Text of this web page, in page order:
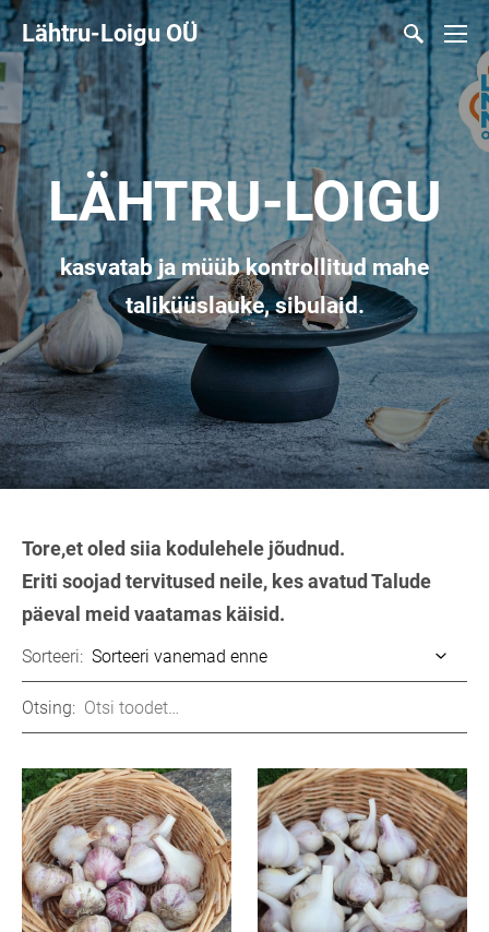
Lähtru-Loigu OÜ
LÄHTRU-LOIGU
kasvatab ja müüb kontrollitud mahe
taliküüslauke, sibulaid.
Tore,et oled siia kodulehele jõudnud.
Eriti soojad tervitused neile, kes avatud Talude
päeval meid vaatamas käisid.
Sorteeri:
Otsing: